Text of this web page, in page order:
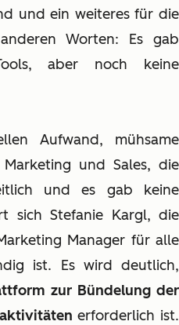
und ein weiteres für die
Worten: Es gab
aber noch keine
Aufwand, mühsame
und Sales, die
und es gab keine
sich Stefanie Kargl, die
Manager für alle
ist. Es wird deutlich,
zur Bündelung der
erforderlich ist.